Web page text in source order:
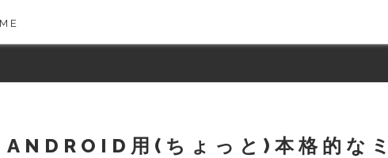
ANDROID用(ちょっと)本格的なミ